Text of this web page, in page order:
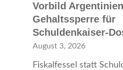
Vorbild
Gehaltssperre für
Schuldenkaiser-
August 3, 2026
Fiskalfessel statt